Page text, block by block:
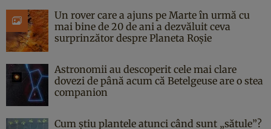
Un rover care a ajuns pe Marte în urmă cu
mai bine de 20 de ani a dezvăluit ceva
surprinzător despre Planeta Roșie
Astronomii au descoperit cele mai clare
dovezi de până acum că Betelgeuse are o stea
companion
Cum știu plantele atunci când sunt „sătule”?